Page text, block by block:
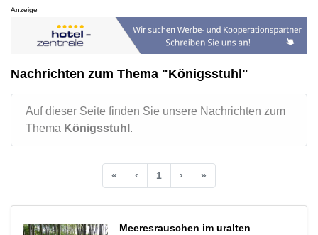
Anzeige
Nachrichten zum Thema "Königsstuhl"
Auf dieser Seite finden Sie unsere Nachrichten zum
Thema Königsstuhl .
« ‹ 1 › »
Meeresrauschen im uralten